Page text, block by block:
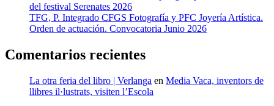
del festival Serenates 2026
TFG, P. Integrado CFGS Fotografía y PFC Joyería Artística.
Orden de actuación. Convocatoria Junio 2026
Comentarios recientes
La otra feria del libro | Verlanga en Media Vaca, inventors de
llibres il·lustrats, visiten l’Escola